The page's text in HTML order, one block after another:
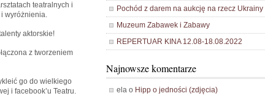
teatralnych i
wyróżnienia.
aktorskie!
z tworzeniem
go do wielkiego
i facebook’u Teatru.
Pochód z darem na aukcję na rzecz Ukrainy
Muzeum Zabawek i Zabawy
REPERTUAR KINA 12.08-18.08.2022
Najnowsze komentarze
ela o Hipp o jedności (zdjęcia)